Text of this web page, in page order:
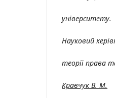
університету.
Науковий
теорії права
Кравчук В. М.